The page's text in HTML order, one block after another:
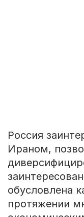
Россия
Ираном,
обусловлена
протяжении